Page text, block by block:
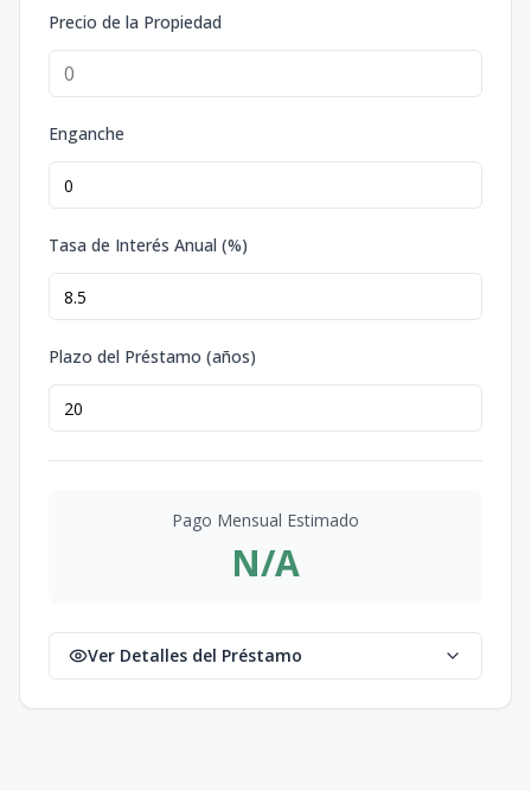
Precio de la Propiedad
Enganche
Tasa de Interés Anual (%)
Plazo del Préstamo (años)
Pago Mensual Estimado
N/A
Ver Detalles del Préstamo